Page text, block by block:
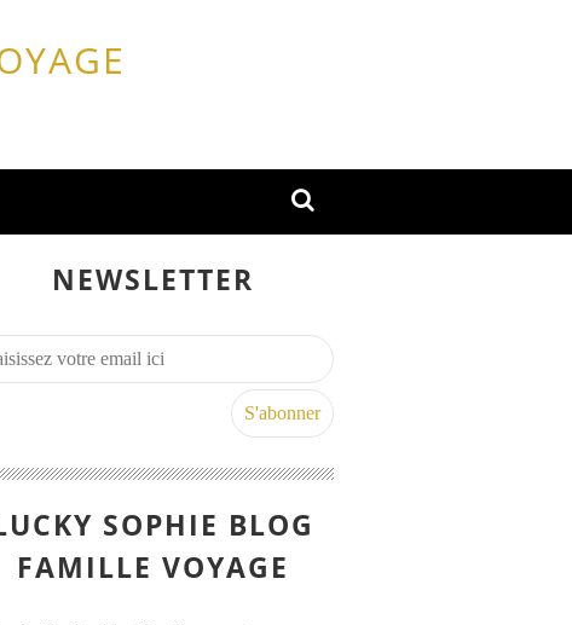
NEWSLETTER
SOPHIE BLOG
FAMILLE VOYAGE